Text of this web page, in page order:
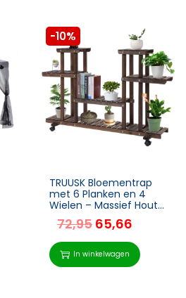
-10%
TRUUSK Bloementrap
met 6 Planken en 4
Wielen – Massief Hout
– 123.5cm x 33cm x
80cm – Bruin –
Decoratief voor Binnen
en Buiten
72,95 65,66
In winkelwagen